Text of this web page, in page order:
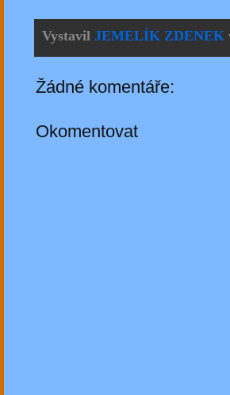
Vystavil JEMELÍK ZDENEK
Žádné komentáře:
Okomentovat